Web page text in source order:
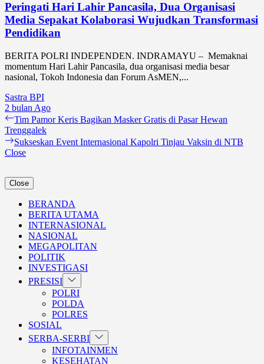
Peringati Hari Lahir Pancasila, Dua Organisasi
Media Sepakat Kolaborasi Wujudkan Transformasi
Pendidikan
BERITA POLRI INDEPENDEN. INDRAMAYU – Memaknai
momentum Hari Lahir Pancasila, dua organisasi media besar
nasional, Tokoh Indonesia dan Forum AsMEN,...
Sastra BPI
2 bulan Ago
Navigasi
pos
Previous
post:
Tim Pamor Keris Bagikan Masker Gratis di Pasar Hewan
Trenggalek
Next
post:
Sukseskan Event Internasional Kapolri Tinjau Vaksin di NTB
Close
Close
BERANDA
BERITA UTAMA
INTERNASIONAL
NASIONAL
MEGAPOLITAN
POLITIK
INVESTIGASI
PRESISI Show
sub
menu
POLRI
POLDA
POLRES
SOSIAL
SERBA-SERBI Show
sub
menu
INFOTAINMEN
KESEHATAN